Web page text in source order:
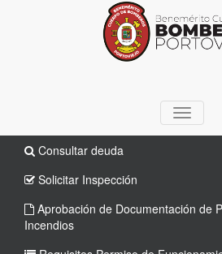
TOGGLE
Consultar deuda
Solicitar Inspección
Aprobación de Documentación de
Incendios